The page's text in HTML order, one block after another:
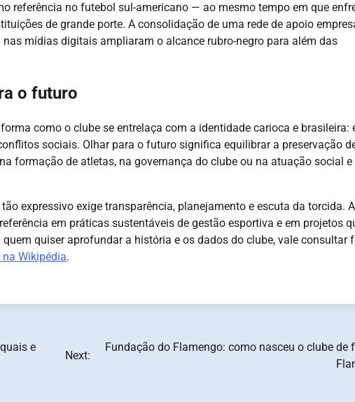
referência no futebol sul-americano — ao mesmo tempo em que
de grande porte. A consolidação de uma rede de apoio
mídias digitais ampliaram o alcance rubro-negro para além das
o futuro
como o clube se entrelaça com a identidade carioca e brasileira:
sociais. Olhar para o futuro significa equilibrar a preservação
formação de atletas, na governança do clube ou na atuação social e
expressivo exige transparência, planejamento e escuta da torcida.
em práticas sustentáveis de gestão esportiva e em projetos
quiser aprofundar a história e os dados do clube, vale consultar
Wikipédia.
e
Next:
Fundação do Flamengo: como nasceu o clube de